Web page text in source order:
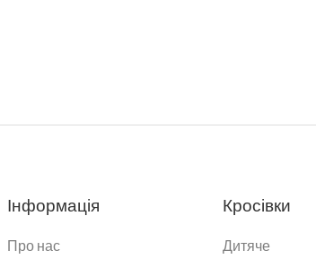
Інформація
Про нас
Кросівки
Дитяче